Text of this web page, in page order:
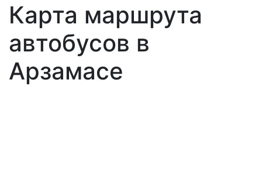
Карта маршрута
автобусов в
Арзамасе